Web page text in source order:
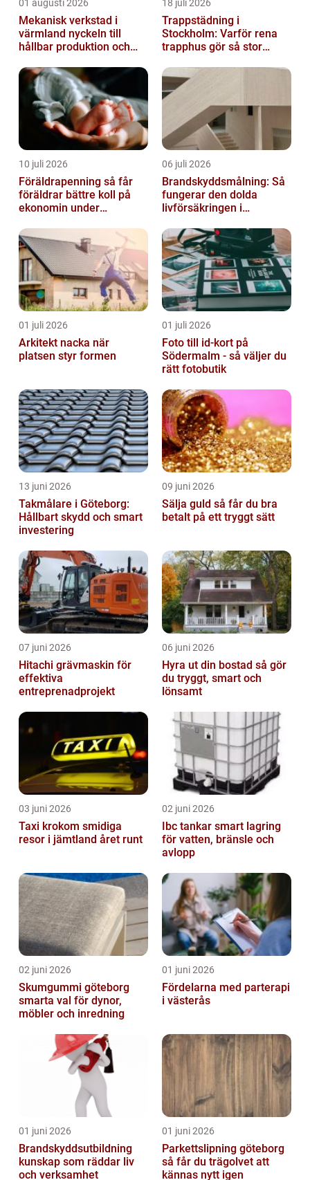
01 augusti 2026
Mekanisk verkstad i
värmland nyckeln till
hållbar produktion och
18 juli 2026
Trappstädning i
Stockholm: Varför rena
trapphus gör så stor
10 juli 2026
Föräldrapenning så får
föräldrar bättre koll på
ekonomin under
06 juli 2026
Brandskyddsmålning: Så
fungerar den dolda
livförsäkringen i
01 juli 2026
Arkitekt nacka när
platsen styr formen
01 juli 2026
Foto till id-kort på
Södermalm - så väljer du
rätt fotobutik
13 juni 2026
Takmålare i Göteborg:
Hållbart skydd och smart
investering
09 juni 2026
Sälja guld så får du bra
betalt på ett tryggt sätt
07 juni 2026
Hitachi grävmaskin för
effektiva
entreprenadprojekt
06 juni 2026
Hyra ut din bostad så gör
du tryggt, smart och
lönsamt
03 juni 2026
Taxi krokom smidiga
resor i jämtland året runt
02 juni 2026
Ibc tankar smart lagring
för vatten, bränsle och
avlopp
02 juni 2026
Skumgummi göteborg
smarta val för dynor,
möbler och inredning
01 juni 2026
Fördelarna med parterapi
i västerås
01 juni 2026
Brandskyddsutbildning
kunskap som räddar liv
och verksamhet
01 juni 2026
Parkettslipning göteborg
så får du trägolvet att
kännas nytt igen